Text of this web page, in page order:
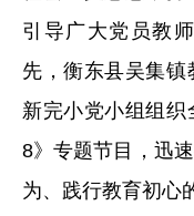
引导广大党员教
先，衡东县吴集镇
新完小党小组组
8》专题节目，迅
为、践行教育初心